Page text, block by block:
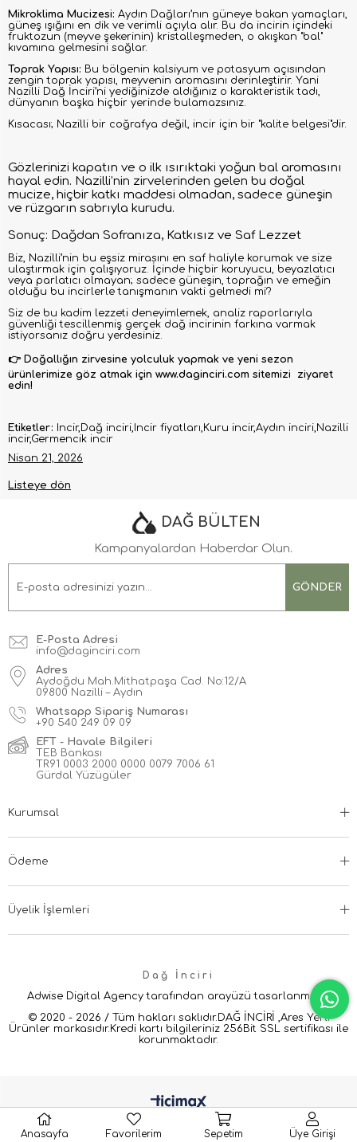
Mikroklima Mucizesi: Aydın Dağları’nın güneye bakan yamaçları,
güneş ışığını en dik ve verimli açıyla alır. Bu da incirin içindeki
fruktozun (meyve şekerinin) kristalleşmeden, o akışkan "bal"
kıvamına gelmesini sağlar.
Toprak Yapısı: Bu bölgenin kalsiyum ve potasyum açısından
zengin toprak yapısı, meyvenin aromasını derinleştirir. Yani
Nazilli Dağ İnciri’ni yediğinizde aldığınız o karakteristik tadı,
dünyanın başka hiçbir yerinde bulamazsınız.
Kısacası; Nazilli bir coğrafya değil, incir için bir "kalite belgesi"dir.
Gözlerinizi kapatın ve o ilk ısırıktaki yoğun bal aromasını
hayal edin. Nazilli’nin zirvelerinden gelen bu doğal
mucize, hiçbir katkı maddesi olmadan, sadece güneşin
ve rüzgarın sabrıyla kurudu.
Sonuç: Dağdan Sofranıza, Katkısız ve Saf Lezzet
Biz, Nazilli’nin bu eşsiz mirasını en saf haliyle korumak ve size
ulaştırmak için çalışıyoruz. İçinde hiçbir koruyucu, beyazlatıcı
veya parlatıcı olmayan; sadece güneşin, toprağın ve emeğin
olduğu bu incirlerle tanışmanın vakti gelmedi mi?
Siz de bu kadim lezzeti deneyimlemek, analiz raporlarıyla
güvenliği tescillenmiş gerçek dağ incirinin farkına varmak
istiyorsanız doğru yerdesiniz.
👉 Doğallığın zirvesine yolculuk yapmak ve yeni sezon
ürünlerimize göz atmak için www.daginciri.com sitemizi ziyaret
edin!
Etiketler: Incir,Dağ inciri,Incir fiyatları,Kuru incir,Aydın inciri,Nazilli
incir,Germencik incir
Nisan 21, 2026
Listeye dön
DAĞ BÜLTEN
Kampanyalardan Haberdar Olun.
GÖNDER
E-Posta Adresi
info@daginciri.com
Adres
Aydoğdu Mah.Mithatpaşa Cad. No:12/A
09800 Nazilli – Aydın
Whatsapp Sipariş Numarası
+90 540 249 09 09
EFT - Havale Bilgileri
TEB Bankası
TR91 0003 2000 0000 0079 7006 61
Gürdal Yüzügüler
Kurumsal
Ödeme
Üyelik İşlemleri
Dağ İnciri
Adwise Digital Agency tarafından arayüzü tasarlanmıştır.
© 2020 - 2026 / Tüm hakları saklıdır.DAĞ İNCİRİ ,Ares Yerli
Ürünler markasıdır.Kredi kartı bilgileriniz 256Bit SSL sertifikası ile
korunmaktadır.
Anasayfa Favorilerim Sepetim Üye Girişi